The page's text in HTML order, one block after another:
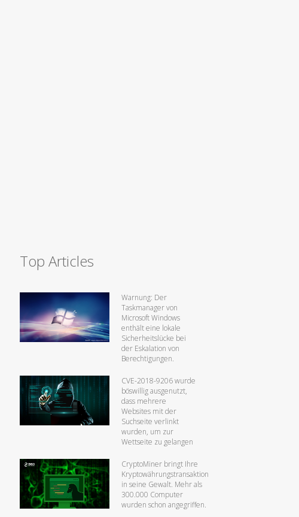
Top Articles
Warnung: Der
Taskmanager von
Microsoft Windows
enthält eine lokale
Sicherheitslücke bei
der Eskalation von
Berechtigungen.
CVE-2018-9206 wurde
böswillig ausgenutzt,
dass mehrere
Websites mit der
Suchseite verlinkt
wurden, um zur
Wettseite zu gelangen
CryptoMiner bringt Ihre
Kryptowährungstransaktion
in seine Gewalt. Mehr als
300.000 Computer
wurden schon angegriffen.